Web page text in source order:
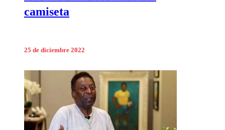
camiseta
25 de diciembre 2022